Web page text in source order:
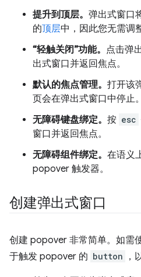
提升到顶层。 弹出式窗口
的顶层中，因此您无需调
“轻触关闭”功能。 点击弹
出式窗口并返回焦点。
默认的焦点管理。 打开该
页会在弹出式窗口中停止。
无障碍键盘绑定。 按 esc
窗口并返回焦点。
无障碍组件绑定。 在语义
popover 触发器。
创建弹出式窗口
创建 popover 非常简单。如需
于触发 popover 的 button ，